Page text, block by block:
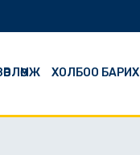
ХОЛБОО БАРИХ